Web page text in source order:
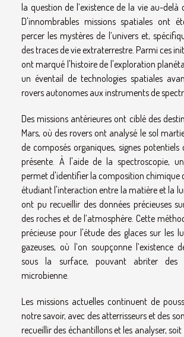
la question de l’existence de la vie au-delà
D'innombrables missions spatiales ont
percer les mystères de l’univers et,
des traces de vie extraterrestre. Parmi ces
ont marqué l'histoire de l'exploration
un éventail de technologies spatiales
rovers autonomes aux instruments de
Des missions antérieures ont ciblé des
Mars, où des rovers ont analysé le sol
de composés organiques, signes potentiels
présente. À l'aide de la spectroscopie,
permet d'identifier la composition chimique
étudiant l'interaction entre la matière et la
ont pu recueillir des données précieuses
des roches et de l’atmosphère. Cette
précieuse pour l'étude des glaces sur les
gazeuses, où l’on soupçonne l’existence
sous la surface, pouvant abriter
microbienne.
Les missions actuelles continuent de
notre savoir, avec des atterrisseurs et des
recueillir des échantillons et les analyser,